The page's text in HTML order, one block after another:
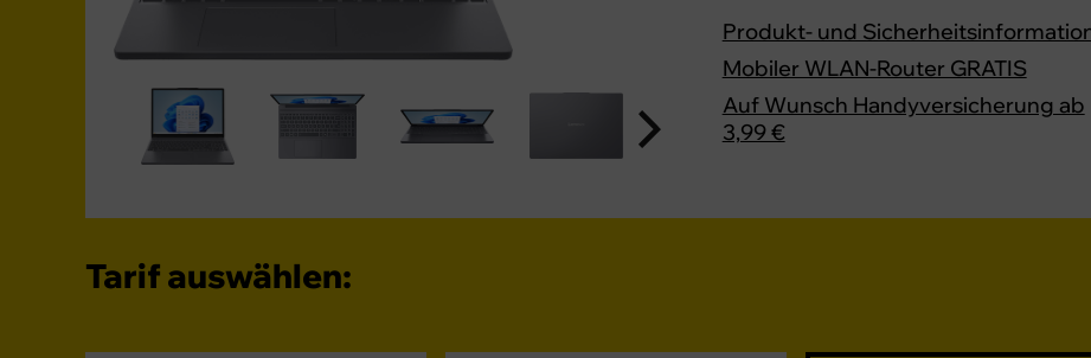
Produkt- und
Mobiler WLAN-Router GRATIS
Auf Wunsch Handyversicherung ab
3,99 €
Tarif auswählen: